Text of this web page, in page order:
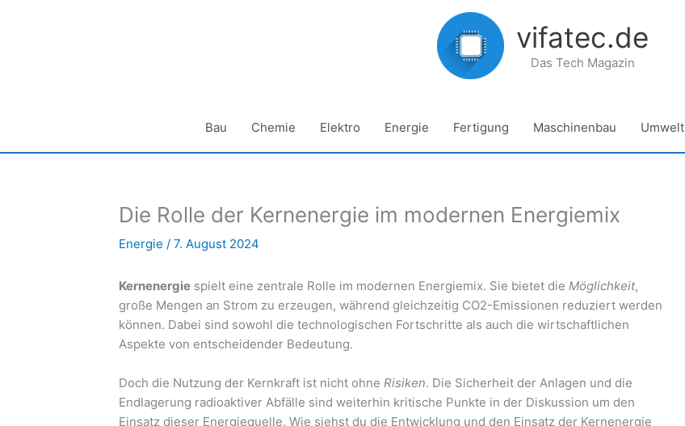
vifatec.de
Das Tech Magazin
Bau Chemie Elektro Energie Fertigung Maschinenbau Umwelt
Die Rolle der Kernenergie im modernen Energiemix
Energie / 7. August 2024
Kernenergie spielt eine zentrale Rolle im modernen Energiemix. Sie bietet die Möglichkeit,
große Mengen an Strom zu erzeugen, während gleichzeitig CO2-Emissionen reduziert werden
können. Dabei sind sowohl die technologischen Fortschritte als auch die wirtschaftlichen
Aspekte von entscheidender Bedeutung.
Doch die Nutzung der Kernkraft ist nicht ohne Risiken. Die Sicherheit der Anlagen und die
Endlagerung radioaktiver Abfälle sind weiterhin kritische Punkte in der Diskussion um den
Einsatz dieser Energiequelle. Wie siehst du die Entwicklung und den Einsatz der Kernenergie